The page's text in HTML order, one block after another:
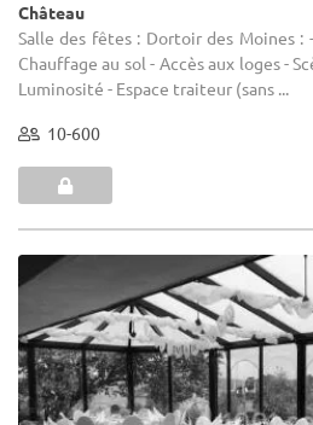
Château
Salle des fêtes : Dortoir des Moines :
Chauffage au sol - Accès aux loges -
Luminosité - Espace traiteur (sans ...
10-600